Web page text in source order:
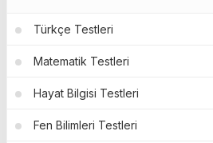
Türkçe Testleri
Matematik Testleri
Hayat Bilgisi Testleri
Fen Bilimleri Testleri